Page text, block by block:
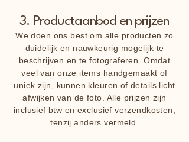
3. Productaanbod en prijzen
We doen ons best om alle producten zo
duidelijk en nauwkeurig mogelijk te
beschrijven en te fotograferen. Omdat
veel van onze items handgemaakt of
uniek zijn, kunnen kleuren of details licht
afwijken van de foto. Alle prijzen zijn
inclusief btw en exclusief verzendkosten,
tenzij anders vermeld.